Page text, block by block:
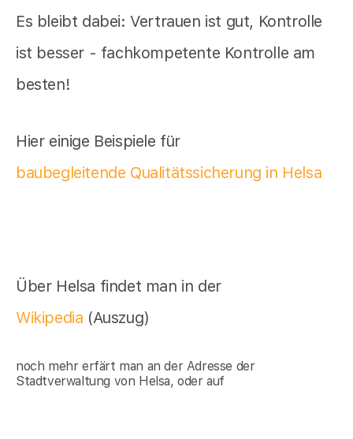
Es bleibt dabei: Vertrauen ist gut, Kontrolle
ist besser - fachkompetente Kontrolle am
besten!
Hier einige Beispiele für
baubegleitende Qualitätssicherung in Helsa
Über Helsa findet man in der
Wikipedia (Auszug)
noch mehr erfärt man an der Adresse der
Stadtverwaltung von Helsa, oder auf